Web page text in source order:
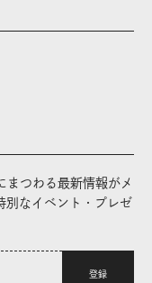
まつわる最新情報がメ
別なイベント・プレゼ
登録